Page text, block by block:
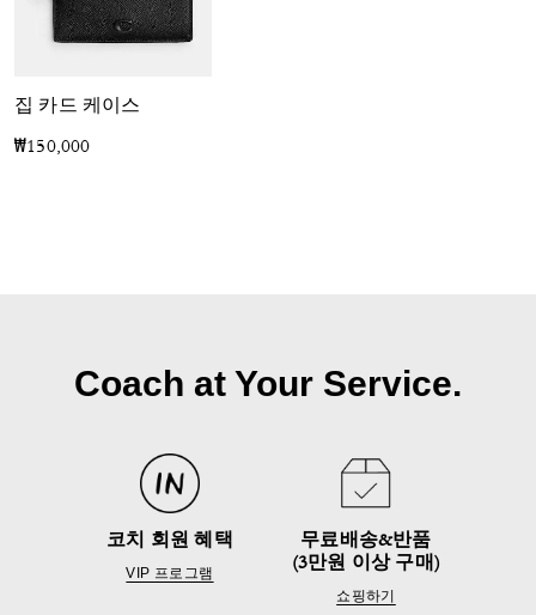
집 카드 케이스
₩150,000
Coach at Your Service.
코치 회원 혜택
VIP 프로그램
무료배송&반품
(3만원 이상 구매)
쇼핑하기